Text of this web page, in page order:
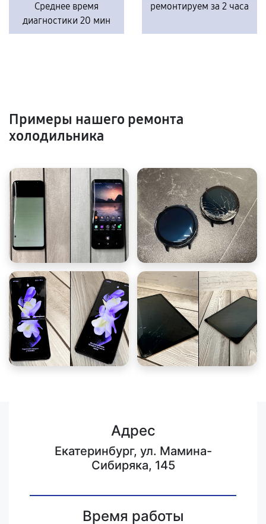
Среднее время
диагностики 20 мин
ремонтируем за 2 часа
Примеры нашего ремонта
холодильника
Адрес
Екатеринбург, ул. Мамина-
Сибиряка, 145
Время работы